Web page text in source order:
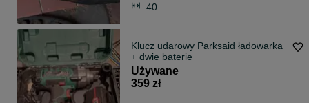
40
Klucz udarowy Parksaid ładowarka
+ dwie baterie
Używane
359 zł